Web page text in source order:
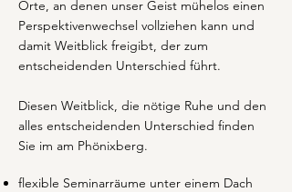
Orte, an denen unser Geist mühelos einen
Perspektivenwechsel vollziehen kann und
damit Weitblick freigibt, der zum
entscheidenden Unterschied führt.
Diesen Weitblick, die nötige Ruhe und den
alles entscheidenden Unterschied finden
Sie im am Phönixberg.
flexible Seminarräume unter einem Dach